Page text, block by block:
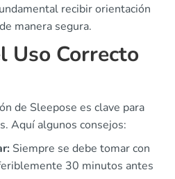
recibir orientación
manera segura.
Uso Correcto
de Sleepose es clave para
Aquí algunos consejos:
Siempre se debe tomar con
30 minutos antes